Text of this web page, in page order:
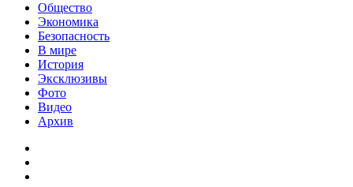
Общество
Экономика
Безопасность
В мире
История
Эксклюзивы
Фото
Видео
Архив